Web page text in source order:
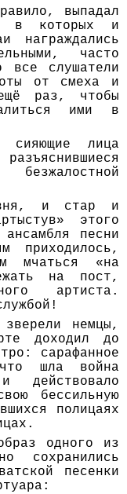
выпадал
в которых и
награждались
часто
все слушатели
от смеха и
раз, чтобы
ими в
лица
и стар и
этого
ансамбля песни
приходилось,
мчаться «на
на пост,
артиста.
немцы,
доходил до
сарафанное
шла война
действовало
бессильную
полицаях
одного из
сохранились
песенки